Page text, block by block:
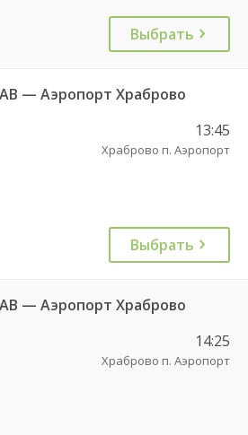
Выбрать
— Аэропорт Храброво
13:45
Храброво п. Аэропорт
Выбрать
— Аэропорт Храброво
14:25
Храброво п. Аэропорт